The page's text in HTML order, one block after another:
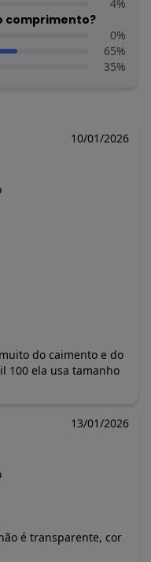
N/D*
R$ 67,25
4%
comprimento?
0%
65%
35%
10/01/2026
do caimento e do
100 ela usa tamanho
13/01/2026
é transparente, cor